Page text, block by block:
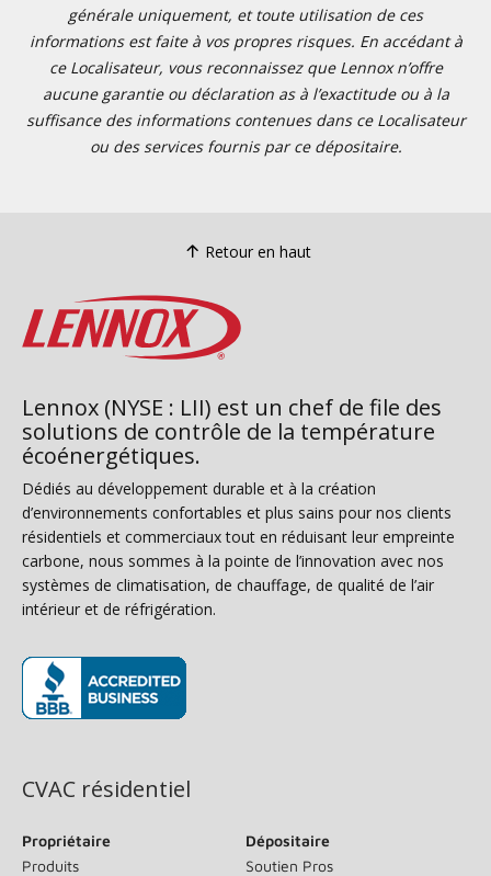
générale uniquement, et toute utilisation de ces
informations est faite à vos propres risques. En accédant à
ce Localisateur, vous reconnaissez que Lennox n’offre
aucune garantie ou déclaration as à l’exactitude ou à la
suffisance des informations contenues dans ce Localisateur
ou des services fournis par ce dépositaire.
Retour en haut
Lennox (NYSE : LII) est un chef de file des
solutions de contrôle de la température
écoénergétiques.
Dédiés au développement durable et à la création
d’environnements confortables et plus sains pour nos clients
résidentiels et commerciaux tout en réduisant leur empreinte
carbone, nous sommes à la pointe de l’innovation avec nos
systèmes de climatisation, de chauffage, de qualité de l’air
intérieur et de réfrigération.
CVAC résidentiel
Propriétaire
Produits
Dépositaire
Soutien Pros